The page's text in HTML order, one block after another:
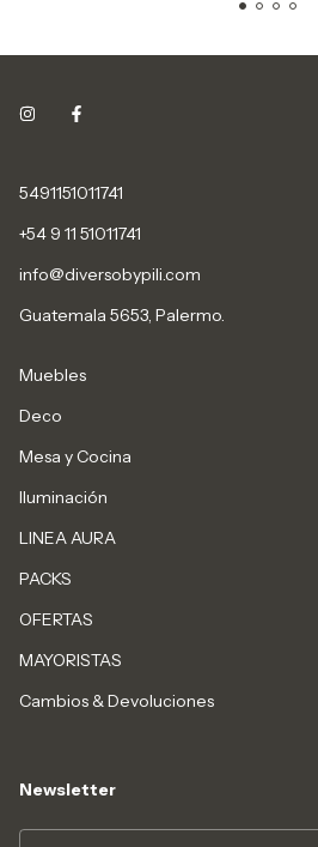
5491151011741
+54 9 11 51011741
info@diversobypili.com
Guatemala 5653, Palermo.
Muebles
Deco
Mesa y Cocina
Iluminación
LINEA AURA
PACKS
OFERTAS
MAYORISTAS
Cambios & Devoluciones
Newsletter